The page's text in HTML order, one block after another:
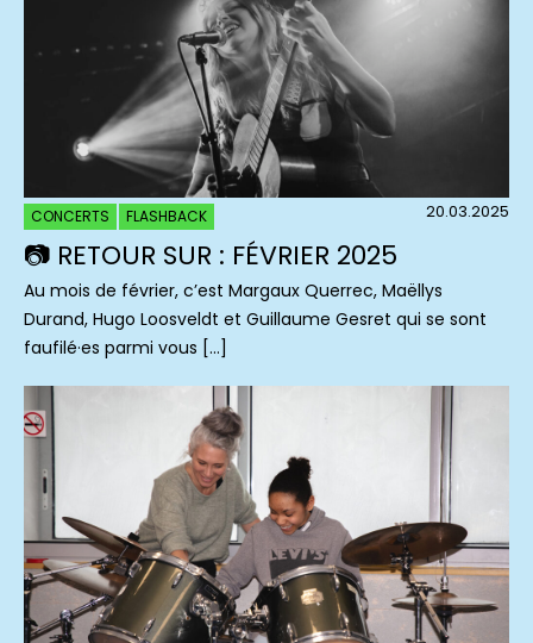
CONCERTS FLASHBACK 20.03.2025
📷 RETOUR SUR : FÉVRIER 2025
Au mois de février, c’est Margaux Querrec, Maëllys
Durand, Hugo Loosveldt et Guillaume Gesret qui se sont
faufilé·es parmi vous […]